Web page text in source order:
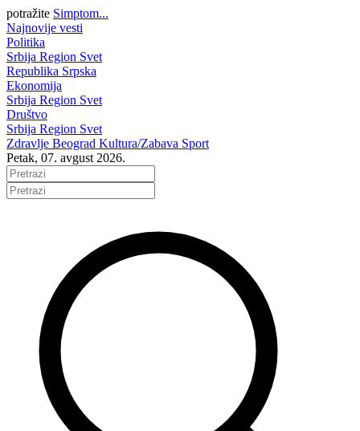
potražite Simptom...
Najnovije vesti
Politika
Srbija Region Svet
Republika Srpska
Ekonomija
Srbija Region Svet
Društvo
Srbija Region Svet
Zdravlje Beograd Kultura/Zabava Sport
Petak, 07. avgust 2026.